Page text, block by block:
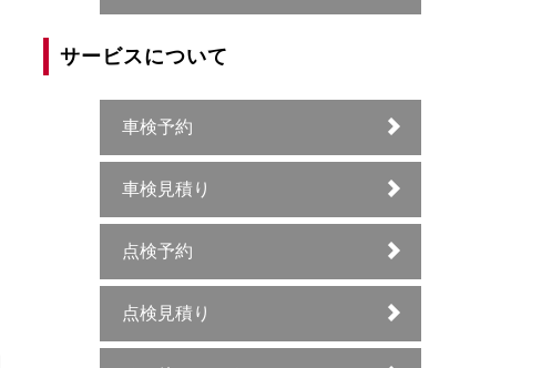
サービスについて
車検予約
車検見積り
点検予約
点検見積り